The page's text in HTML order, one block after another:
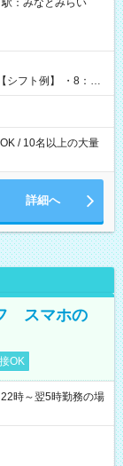
：みなとみらい
/ 10名以上の大量
詳細へ
スマホの
OK
時～翌5時勤務の場